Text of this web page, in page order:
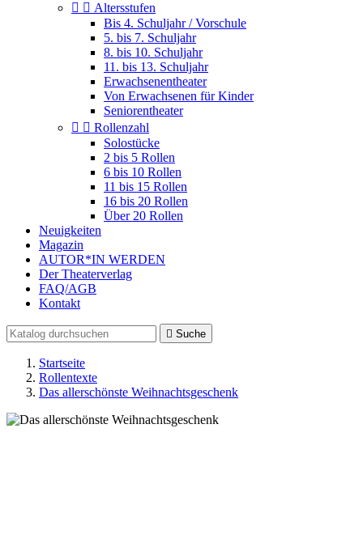
  Altersstufen
Bis 4. Schuljahr / Vorschule
5. bis 7. Schuljahr
8. bis 10. Schuljahr
11. bis 13. Schuljahr
Erwachsenentheater
Von Erwachsenen für Kinder
Seniorentheater
  Rollenzahl
Solostücke
2 bis 5 Rollen
6 bis 10 Rollen
11 bis 15 Rollen
16 bis 20 Rollen
Über 20 Rollen
Neuigkeiten
Magazin
AUTOR*IN WERDEN
Der Theaterverlag
FAQ/AGB
Kontakt
 Suche
Startseite
Rollentexte
Das allerschönste Weihnachtsgeschenk